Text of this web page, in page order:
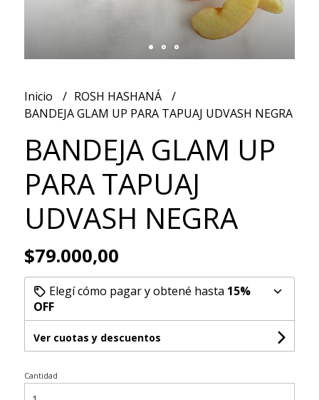
Inicio
ROSH HASHANÁ
BANDEJA GLAM UP PARA TAPUAJ UDVASH NEGRA
BANDEJA GLAM UP
PARA TAPUAJ
UDVASH NEGRA
$79.000,00
Elegí cómo pagar y obtené hasta 15%
OFF
Ver cuotas y descuentos
Cantidad